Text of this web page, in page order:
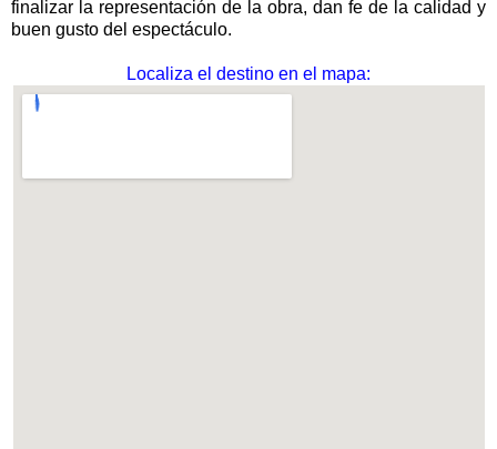
finalizar la representación de la obra, dan fe de la calidad y
buen gusto del espectáculo.
Localiza el destino en el mapa: